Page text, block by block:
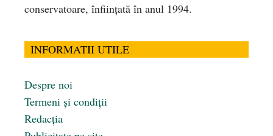
conservatoare, înfiinţată în anul 1994.
INFORMATII UTILE
Despre noi
Termeni și condiții
Redacția